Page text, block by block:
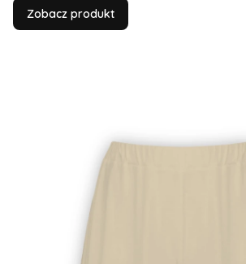
Zobacz produkt